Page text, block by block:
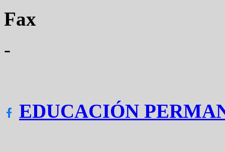
Fax
-
EDUCACIÓN